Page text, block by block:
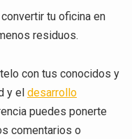
tu oficina en
residuos.
con tus conocidos y
y el desarrollo
puedes ponerte
comentarios o